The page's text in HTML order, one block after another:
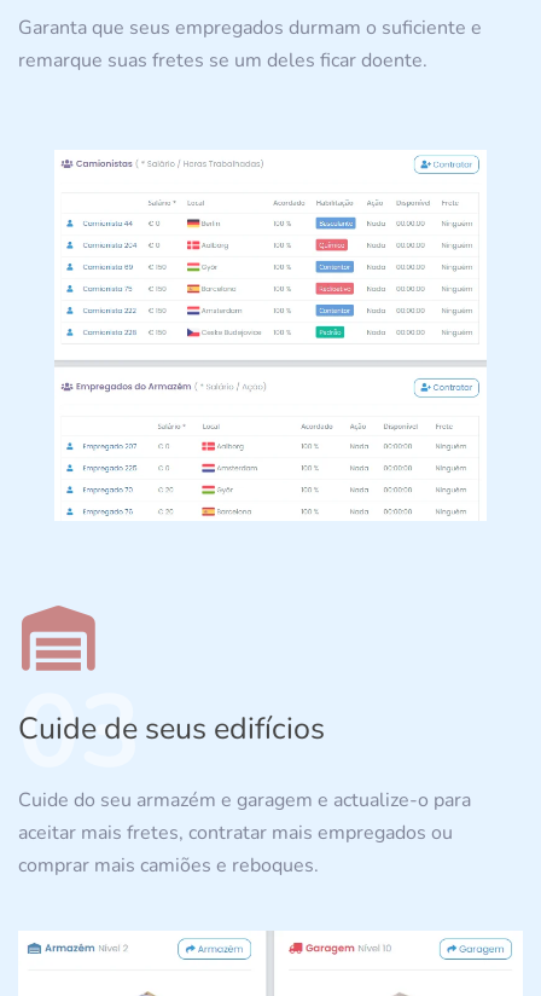
Garanta que seus empregados durmam o suficiente e
remarque suas fretes se um deles ficar doente.
03
Cuide de seus edifícios
Cuide do seu armazém e garagem e actualize-o para
aceitar mais fretes, contratar mais empregados ou
comprar mais camiões e reboques.